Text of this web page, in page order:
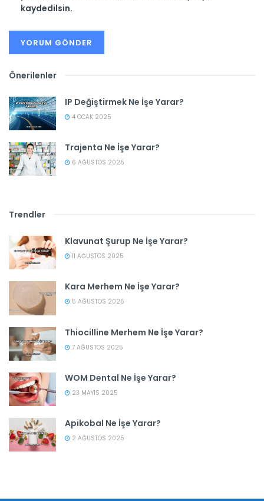
kaydedilsin.
Önerilenler
IP Değiştirmek Ne İşe Yarar?
4 OCAK 2025
Trajenta Ne İşe Yarar?
6 AĞUSTOS 2025
Trendler
Klavunat Şurup Ne İşe Yarar?
11 AĞUSTOS 2025
Kara Merhem Ne İşe Yarar?
5 AĞUSTOS 2025
Thiocilline Merhem Ne İşe Yarar?
7 AĞUSTOS 2025
WOM Dental Ne İşe Yarar?
23 MAYIS 2025
Apikobal Ne İşe Yarar?
2 AĞUSTOS 2025